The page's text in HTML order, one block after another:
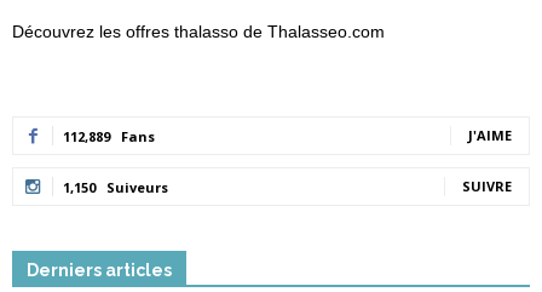
Découvrez les offres thalasso de Thalasseo.com
112,889 Fans J'AIME
1,150 Suiveurs SUIVRE
Derniers articles